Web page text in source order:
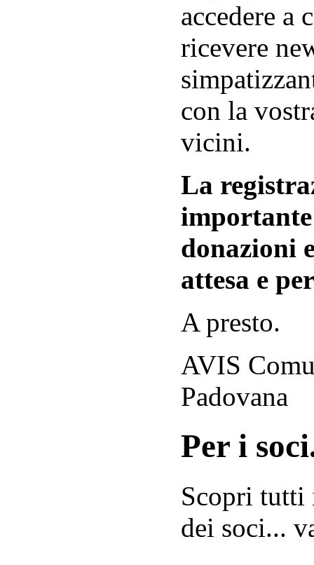
accedere a
ricevere
con la
vicini.
La
donazioni
attesa e
A presto.
AVIS
Padovana
Per i
Scopri tutti
dei soci...